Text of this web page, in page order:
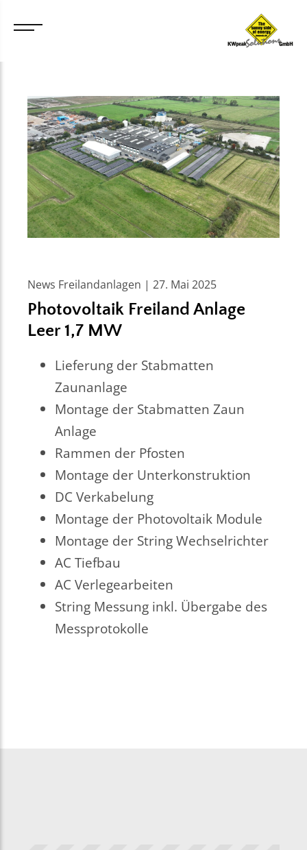
News Freilandanlagen | 27. Mai 2025
Photovoltaik Freiland Anlage
Leer 1,7 MW
Lieferung der Stabmatten
Zaunanlage
Montage der Stabmatten Zaun
Anlage
Rammen der Pfosten
Montage der Unterkonstruktion
DC Verkabelung
Montage der Photovoltaik Module
Montage der String Wechselrichter
AC Tiefbau
AC Verlegearbeiten
String Messung inkl. Übergabe des
Messprotokolle